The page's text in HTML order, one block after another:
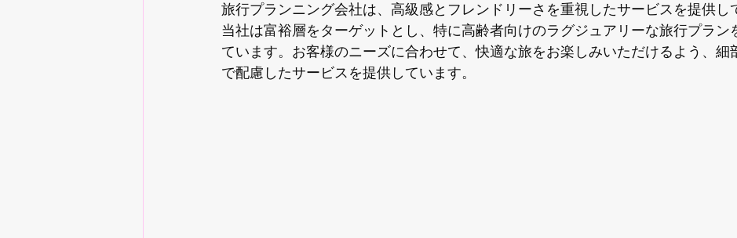
旅行プランニング会社は、高級感とフレンドリーさを重視したサービスを提供し
当社は富裕層をターゲットとし、特に高齢者向けのラグジュアリーな旅行プラン
ています。お客様のニーズに合わせて、快適な旅をお楽しみいただけるよう、細
で配慮したサービスを提供しています。